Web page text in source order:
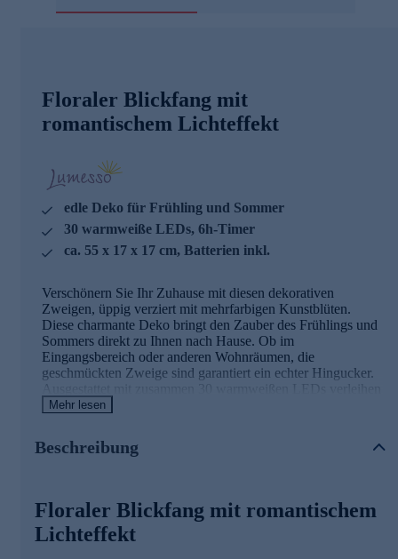
Floraler Blickfang mit
romantischem Lichteffekt
edle Deko für Frühling und Sommer
30 warmweiße LEDs, 6h-Timer
ca. 55 x 17 x 17 cm, Batterien inkl.
Verschönern Sie Ihr Zuhause mit diesen dekorativen
Zweigen, üppig verziert mit mehrfarbigen Kunstblüten.
Diese charmante Deko bringt den Zauber des Frühlings und
Sommers direkt zu Ihnen nach Hause. Ob im
Eingangsbereich oder anderen Wohnräumen, die
geschmückten Zweige sind garantiert ein echter Hingucker.
Ausgestattet mit zusammen 30 warmweißen LEDs verleihen
die Zweige Ihrem Raum auch im Dunkeln eine gemütliche
der Schönheit der Natur erstrahlen.
dekorative Zweige
üppig mit bunten Kunstblüten besetzt
Mehr lesen
Beschreibung
Floraler Blickfang mit romantischem
Lichteffekt